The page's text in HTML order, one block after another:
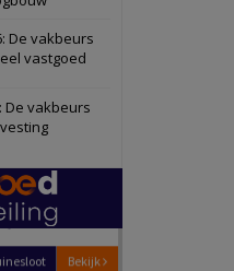
De vakbeurs
vastgoed
De vakbeurs
Bekijk
Oranje